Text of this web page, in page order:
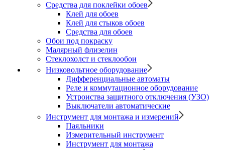
Средства для поклейки обоев
Клей для обоев
Клей для стыков обоев
Средства для обоев
Обои под покраску
Малярный флизелин
Стеклохолст и стеклообои
Низковольтное оборудование
Дифференциальные автоматы
Реле и коммутационное оборудование
Устроиства защитного отключения (УЗО)
Выключатели автоматические
Инструмент для монтажа и измерений
Паяльники
Измерительный инструмент
Инструмент для монтажа